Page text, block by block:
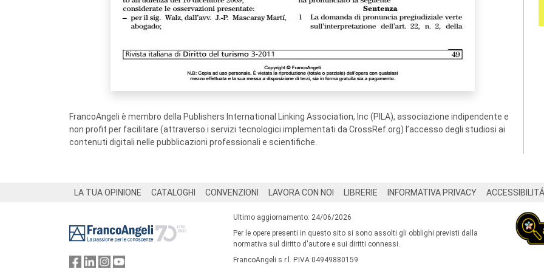
FrancoAngeli è membro della Publishers International Linking Association, Inc (PILA), associazione indipendente e
non profit per facilitare (attraverso i servizi tecnologici implementati da CrossRef.org) l’accesso degli studiosi ai
contenuti digitali nelle pubblicazioni professionali e scientifiche.
LA TUA OPINIONE CATALOGHI CONVENZIONI LAVORA CON NOI LIBRERIE INFORMATIVA PRIVACY ACCESSIBILITÁ
Ultimo aggiornamento: 24/06/2026
Per le opere presenti in questo sito si sono assolti gli obblighi previsti dalla
normativa sul diritto d'autore e sui diritti connessi.
FrancoAngeli s.r.l. P.IVA 04949880159